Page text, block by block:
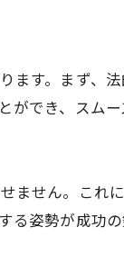
が追求すべき収
で利益を得る
が実現する収
す。まず、
でき、スム
せん。これ
姿勢が成功の